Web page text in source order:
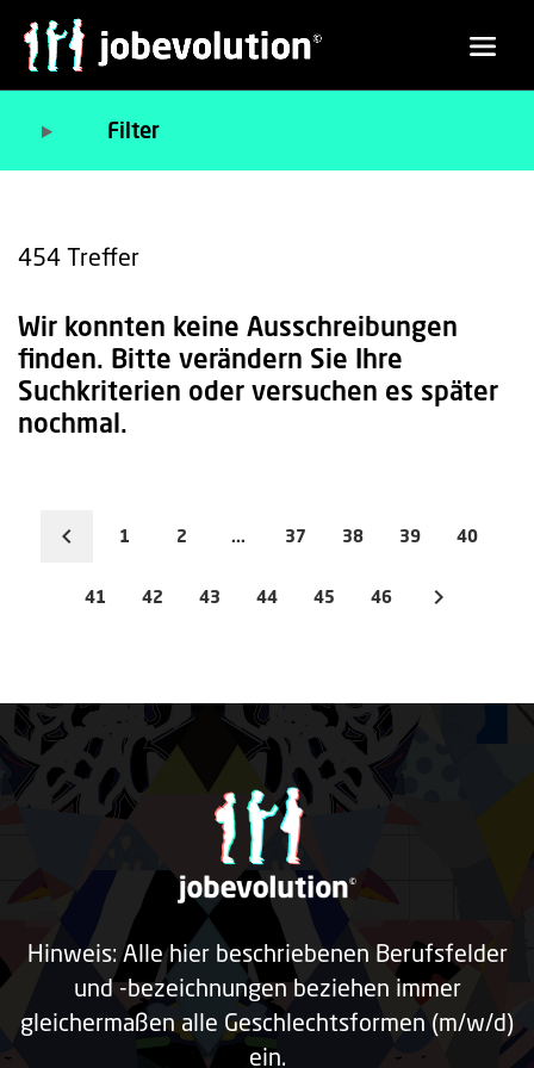
Filter
454 Treffer
Wir konnten keine Ausschreibungen
finden. Bitte verändern Sie Ihre
Suchkriterien oder versuchen es später
nochmal.
1 2 ... 37 38 39 40
41 42 43 44 45 46
Hinweis: Alle hier beschriebenen Berufsfelder
und -bezeichnungen beziehen immer
gleichermaßen alle Geschlechtsformen (m/w/d)
ein.